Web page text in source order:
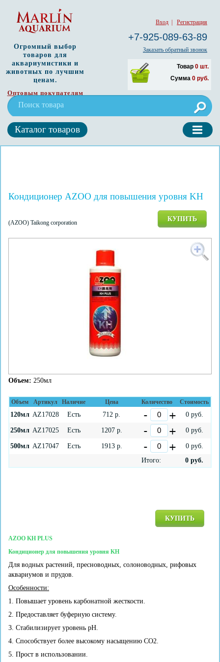
Вход Регистрация
+7-925-089-63-89
Заказать обратный звонок
Товар 0 шт.
Сумма 0 руб.
Огромный выбор
товаров для
аквариумистики и
животных по лучшим
ценам.
Оптовым покупателям
Каталог товаров
Кондиционер AZOO для повышения уровня KH
(AZOO) Taikong corporation КУПИТЬ
Объем: 250мл
Объем Артикул Наличие Цена Количество Стоимость
120мл AZ17028 Есть 712 р. 0руб.
250мл AZ17025 Есть 1207р. 0руб.
500мл AZ17047 Есть 1913р. 0руб.
Итого:
0 руб.
КУПИТЬ
AZOO KH PLUS
Кондиционер для повышения уровня KH
Для водных растений, пресноводных, солоноводных, рифовых
аквариумов и прудов.
Особенности:
1. Повышает уровень карбонатной жесткости.
2. Предоставляет буферную систему.
3. Стабилизирует уровень рН.
4. Способствует более высокому насыщению CO2.
5. Прост в использовании.